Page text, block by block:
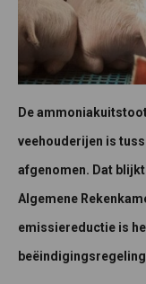
De
veehouderijen is
afgenomen. Dat
Algemene
emissiereductie is